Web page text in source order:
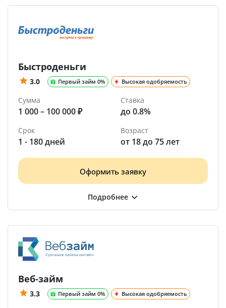
Быстроденьги
3.0 Первый займ 0% Высокая одобряемость
Сумма
1 000 – 100 000 ₽
Ставка
до 0.8%
Срок
1 - 180 дней
Возраст
от 18 до 75 лет
Оформить заявку
Веб-займ
3.3 Первый займ 0% Высокая одобряемость